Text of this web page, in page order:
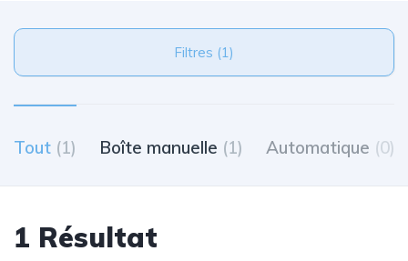
Filtres (1)
Tout (1) Boîte manuelle (1) Automatique (0)
1 Résultat